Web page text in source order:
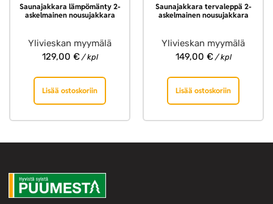
Saunajakkara lämpömänty 2-
askelmainen nousujakkara
Ylivieskan myymälä
129,00 €/ kpl
Lisää ostoskoriin
Saunajakkara tervaleppä 2-
askelmainen nousujakkara
Ylivieskan myymälä
149,00 €/ kpl
Lisää ostoskoriin